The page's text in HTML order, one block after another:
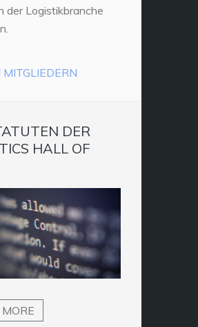
der Logistikbranche
DER
HALL OF